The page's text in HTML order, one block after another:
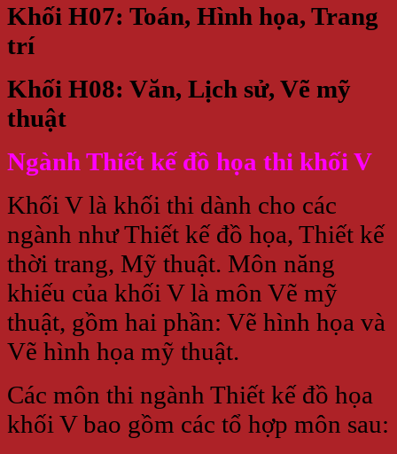
Khối H07: Toán, Hình họa, Trang
trí
Khối H08: Văn, Lịch sử, Vẽ mỹ
thuật
Ngành Thiết kế đồ họa thi khối V
Khối V là khối thi dành cho các
ngành như Thiết kế đồ họa, Thiết kế
thời trang, Mỹ thuật. Môn năng
khiếu của khối V là môn Vẽ mỹ
thuật, gồm hai phần: Vẽ hình họa và
Vẽ hình họa mỹ thuật.
Các môn thi ngành Thiết kế đồ họa
khối V bao gồm các tổ hợp môn sau: